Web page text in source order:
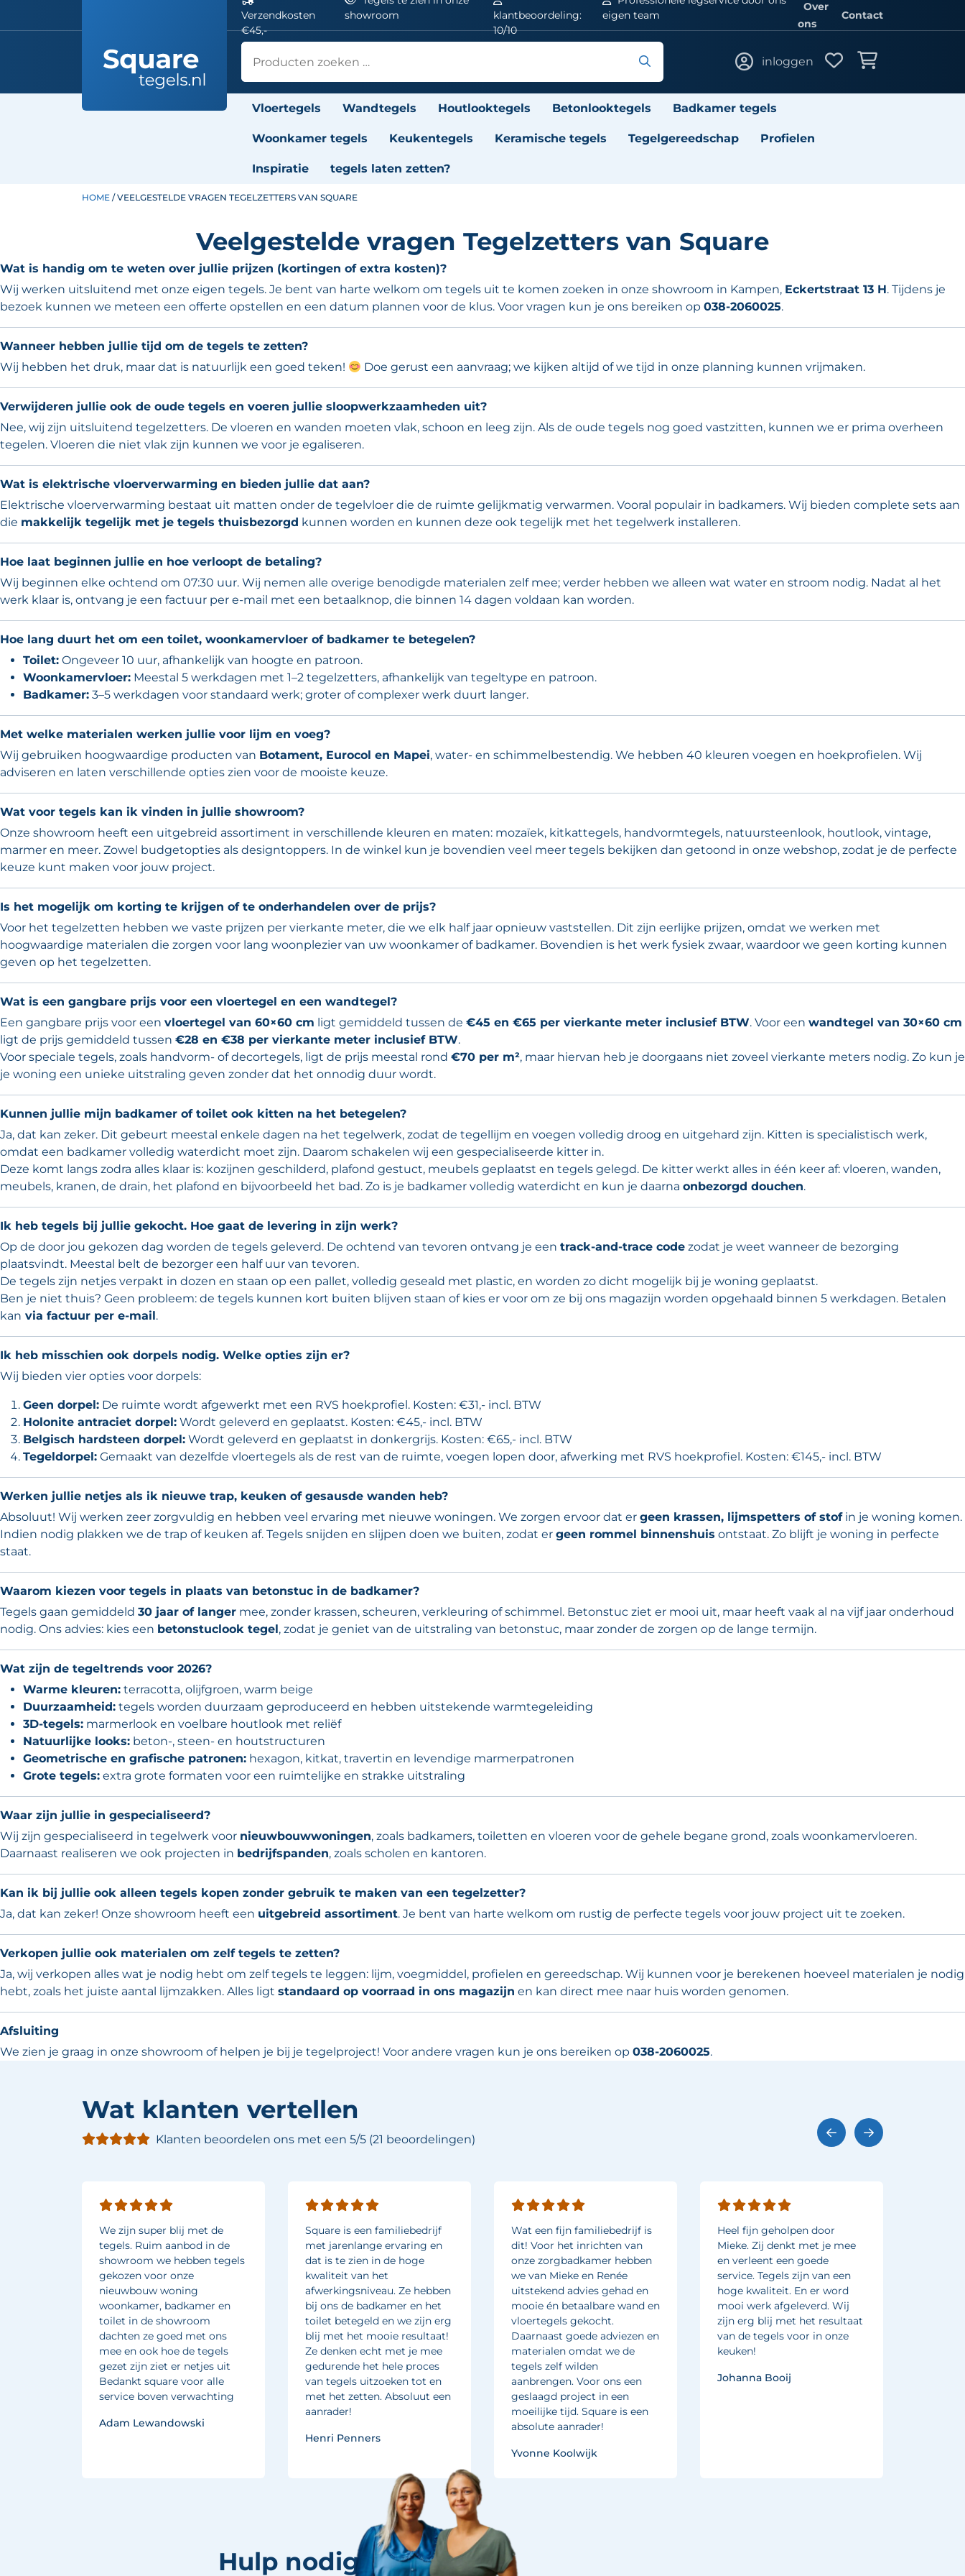
Verzendkosten
€45,-
showroom
klantbeoordeling:
10/10
eigen team
Over
ons
Contact
inloggen
Vloertegels Wandtegels Houtlooktegels Betonlooktegels Badkamer tegels
Woonkamer tegels Keukentegels Keramische tegels Tegelgereedschap Profielen
Inspiratie tegels laten zetten?
HOME / VEELGESTELDE VRAGEN TEGELZETTERS VAN SQUARE
Veelgestelde vragen Tegelzetters van Square
Wat is handig om te weten over jullie prijzen (kortingen of extra kosten)?
Wij werken uitsluitend met onze eigen tegels. Je bent van harte welkom om tegels uit te komen zoeken in onze showroom in Kampen, Eckertstraat 13 H. Tijdens je
bezoek kunnen we meteen een offerte opstellen en een datum plannen voor de klus. Voor vragen kun je ons bereiken op 038-2060025.
Wanneer hebben jullie tijd om de tegels te zetten?
Wij hebben het druk, maar dat is natuurlijk een goed teken!
Doe gerust een aanvraag; we kijken altijd of we tijd in onze planning kunnen vrijmaken.
Verwijderen jullie ook de oude tegels en voeren jullie sloopwerkzaamheden uit?
Nee, wij zijn uitsluitend tegelzetters. De vloeren en wanden moeten vlak, schoon en leeg zijn. Als de oude tegels nog goed vastzitten, kunnen we er prima overheen
tegelen. Vloeren die niet vlak zijn kunnen we voor je egaliseren.
Wat is elektrische vloerverwarming en bieden jullie dat aan?
Elektrische vloerverwarming bestaat uit matten onder de tegelvloer die de ruimte gelijkmatig verwarmen. Vooral populair in badkamers. Wij bieden complete sets aan
die makkelijk tegelijk met je tegels thuisbezorgd kunnen worden en kunnen deze ook tegelijk met het tegelwerk installeren.
Hoe laat beginnen jullie en hoe verloopt de betaling?
Wij beginnen elke ochtend om 07:30 uur. Wij nemen alle overige benodigde materialen zelf mee; verder hebben we alleen wat water en stroom nodig. Nadat al het
werk klaar is, ontvang je een factuur per e-mail met een betaalknop, die binnen 14 dagen voldaan kan worden.
Hoe lang duurt het om een toilet, woonkamervloer of badkamer te betegelen?
Toilet: Ongeveer 10 uur, afhankelijk van hoogte en patroon.
Woonkamervloer: Meestal 5 werkdagen met 1–2 tegelzetters, afhankelijk van tegeltype en patroon.
Badkamer: 3–5 werkdagen voor standaard werk; groter of complexer werk duurt langer.
Met welke materialen werken jullie voor lijm en voeg?
Wij gebruiken hoogwaardige producten van Botament, Eurocol en Mapei, water- en schimmelbestendig. We hebben 40 kleuren voegen en hoekprofielen. Wij
adviseren en laten verschillende opties zien voor de mooiste keuze.
Wat voor tegels kan ik vinden in jullie showroom?
Onze showroom heeft een uitgebreid assortiment in verschillende kleuren en maten: mozaïek, kitkattegels, handvormtegels, natuursteenlook, houtlook, vintage,
marmer en meer. Zowel budgetopties als designtoppers. In de winkel kun je bovendien veel meer tegels bekijken dan getoond in onze webshop, zodat je de perfecte
keuze kunt maken voor jouw project.
Is het mogelijk om korting te krijgen of te onderhandelen over de prijs?
Voor het tegelzetten hebben we vaste prijzen per vierkante meter, die we elk half jaar opnieuw vaststellen. Dit zijn eerlijke prijzen, omdat we werken met
hoogwaardige materialen die zorgen voor lang woonplezier van uw woonkamer of badkamer. Bovendien is het werk fysiek zwaar, waardoor we geen korting kunnen
geven op het tegelzetten.
Wat is een gangbare prijs voor een vloertegel en een wandtegel?
Een gangbare prijs voor een vloertegel van 60×60 cm ligt gemiddeld tussen de €45 en €65 per vierkante meter inclusief BTW. Voor een wandtegel van 30×60 cm
ligt de prijs gemiddeld tussen €28 en €38 per vierkante meter inclusief BTW.
Voor speciale tegels, zoals handvorm- of decortegels, ligt de prijs meestal rond €70 per m², maar hiervan heb je doorgaans niet zoveel vierkante meters nodig. Zo kun je
je woning een unieke uitstraling geven zonder dat het onnodig duur wordt.
Kunnen jullie mijn badkamer of toilet ook kitten na het betegelen?
Ja, dat kan zeker. Dit gebeurt meestal enkele dagen na het tegelwerk, zodat de tegellijm en voegen volledig droog en uitgehard zijn. Kitten is specialistisch werk,
omdat een badkamer volledig waterdicht moet zijn. Daarom schakelen wij een gespecialiseerde kitter in.
Deze komt langs zodra alles klaar is: kozijnen geschilderd, plafond gestuct, meubels geplaatst en tegels gelegd. De kitter werkt alles in één keer af: vloeren, wanden,
meubels, kranen, de drain, het plafond en bijvoorbeeld het bad. Zo is je badkamer volledig waterdicht en kun je daarna onbezorgd douchen.
Ik heb tegels bij jullie gekocht. Hoe gaat de levering in zijn werk?
Op de door jou gekozen dag worden de tegels geleverd. De ochtend van tevoren ontvang je een track-and-trace code zodat je weet wanneer de bezorging
plaatsvindt. Meestal belt de bezorger een half uur van tevoren.
De tegels zijn netjes verpakt in dozen en staan op een pallet, volledig geseald met plastic, en worden zo dicht mogelijk bij je woning geplaatst.
Ben je niet thuis? Geen probleem: de tegels kunnen kort buiten blijven staan of kies er voor om ze bij ons magazijn worden opgehaald binnen 5 werkdagen. Betalen
kan via factuur per e-mail.
Ik heb misschien ook dorpels nodig. Welke opties zijn er?
Wij bieden vier opties voor dorpels:
Geen dorpel: De ruimte wordt afgewerkt met een RVS hoekprofiel. Kosten: €31,- incl. BTW
Holonite antraciet dorpel: Wordt geleverd en geplaatst. Kosten: €45,- incl. BTW
Belgisch hardsteen dorpel: Wordt geleverd en geplaatst in donkergrijs. Kosten: €65,- incl. BTW
Tegeldorpel: Gemaakt van dezelfde vloertegels als de rest van de ruimte, voegen lopen door, afwerking met RVS hoekprofiel. Kosten: €145,- incl. BTW
Werken jullie netjes als ik nieuwe trap, keuken of gesausde wanden heb?
Absoluut! Wij werken zeer zorgvuldig en hebben veel ervaring met nieuwe woningen. We zorgen ervoor dat er geen krassen, lijmspetters of stofin je woning komen.
Indien nodig plakken we de trap of keuken af. Tegels snijden en slijpen doen we buiten, zodat er geen rommel binnenshuis ontstaat. Zo blijft je woning in perfecte
staat.
Waarom kiezen voor tegels in plaats van betonstuc in de badkamer?
Tegels gaan gemiddeld 30 jaar of langer mee, zonder krassen, scheuren, verkleuring of schimmel. Betonstuc ziet er mooi uit, maar heeft vaak al na vijf jaar onderhoud
nodig. Ons advies: kies een betonstuclook tegel, zodat je geniet van de uitstraling van betonstuc, maar zonder de zorgen op de lange termijn.
Wat zijn de tegeltrends voor 2026?
Warme kleuren: terracotta, olijfgroen, warm beige
Duurzaamheid: tegels worden duurzaam geproduceerd en hebben uitstekende warmtegeleiding
3D-tegels: marmerlook en voelbare houtlook met reliëf
Natuurlijke looks: beton-, steen- en houtstructuren
Geometrische en grafische patronen: hexagon, kitkat, travertin en levendige marmerpatronen
Grote tegels: extra grote formaten voor een ruimtelijke en strakke uitstraling
Waar zijn jullie in gespecialiseerd?
Wij zijn gespecialiseerd in tegelwerk voor nieuwbouwwoningen, zoals badkamers, toiletten en vloeren voor de gehele begane grond, zoals woonkamervloeren.
Daarnaast realiseren we ook projecten in bedrijfspanden, zoals scholen en kantoren.
Kan ik bij jullie ook alleen tegels kopen zonder gebruik te maken van een tegelzetter?
Ja, dat kan zeker! Onze showroom heeft een uitgebreid assortiment. Je bent van harte welkom om rustig de perfecte tegels voor jouw project uit te zoeken.
Verkopen jullie ook materialen om zelf tegels te zetten?
Ja, wij verkopen alles wat je nodig hebt om zelf tegels te leggen: lijm, voegmiddel, profielen en gereedschap. Wij kunnen voor je berekenen hoeveel materialen je nodig
hebt, zoals het juiste aantal lijmzakken. Alles ligt standaard op voorraad in ons magazijn en kan direct mee naar huis worden genomen.
Afsluiting
We zien je graag in onze showroom of helpen je bij je tegelproject! Voor andere vragen kun je ons bereiken op 038-2060025.
Wat klanten vertellen
Klanten beoordelen ons met een 5/5 (21 beoordelingen)
We zijn super blij met de
tegels. Ruim aanbod in de
showroom we hebben tegels
gekozen voor onze
nieuwbouw woning
woonkamer, badkamer en
toilet in de showroom
dachten ze goed met ons
mee en ook hoe de tegels
gezet zijn ziet er netjes uit
Bedankt square voor alle
service boven verwachting
Adam Lewandowski
Square is een familiebedrijf
met jarenlange ervaring en
dat is te zien in de hoge
kwaliteit van het
afwerkingsniveau. Ze hebben
bij ons de badkamer en het
toilet betegeld en we zijn erg
blij met het mooie resultaat!
Ze denken echt met je mee
gedurende het hele proces
van tegels uitzoeken tot en
met het zetten. Absoluut een
aanrader!
Henri Penners
Wat een fijn familiebedrijf is
dit! Voor het inrichten van
onze zorgbadkamer hebben
we van Mieke en Renée
uitstekend advies gehad en
mooie én betaalbare wand en
vloertegels gekocht.
Daarnaast goede adviezen en
materialen omdat we de
tegels zelf wilden
aanbrengen. Voor ons een
geslaagd project in een
moeilijke tijd. Square is een
absolute aanrader!
Yvonne Koolwijk
Heel fijn geholpen door
Mieke. Zij denkt met je mee
en verleent een goede
service. Tegels zijn van een
hoge kwaliteit. En er word
mooi werk afgeleverd. Wij
zijn erg blij met het resultaat
van de tegels voor in onze
keuken!
Johanna Booij
Hulp nodig of advies?